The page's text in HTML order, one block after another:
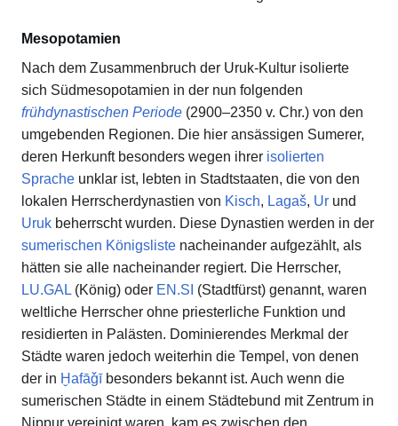
Mesopotamien
Nach dem Zusammenbruch der Uruk-Kultur isolierte
sich Südmesopotamien in der nun folgenden
frühdynastischen Periode (2900–2350 v. Chr.) von den
umgebenden Regionen. Die hier ansässigen Sumerer,
deren Herkunft besonders wegen ihrer isolierten
Sprache unklar ist, lebten in Stadtstaaten, die von den
lokalen Herrscherdynastien von Kisch, Lagaš, Ur und
Uruk beherrscht wurden. Diese Dynastien werden in der
sumerischen Königsliste nacheinander aufgezählt, als
hätten sie alle nacheinander regiert. Die Herrscher,
LU.GAL (König) oder EN.SI (Stadtfürst) genannt, waren
weltliche Herrscher ohne priesterliche Funktion und
residierten in Palästen. Dominierendes Merkmal der
Städte waren jedoch weiterhin die Tempel, von denen
der in Ḫafāǧībesonders bekannt ist. Auch wenn die
sumerischen Städte in einem Städtebund mit Zentrum in
Nippur vereinigt waren, kam es zwischen den